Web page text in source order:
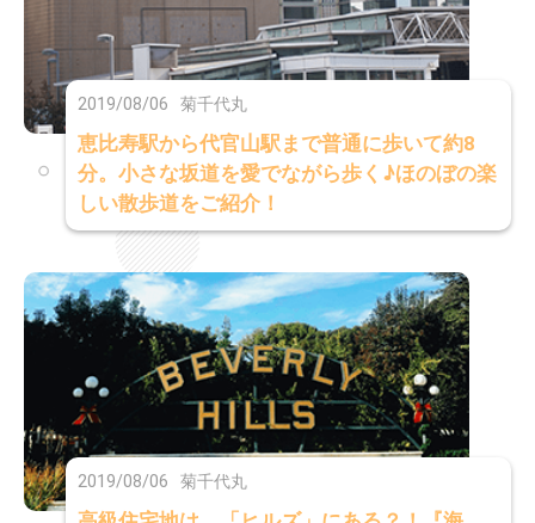
2019/08/06 菊千代丸
恵比寿駅から代官山駅まで普通に歩いて約8
分。小さな坂道を愛でながら歩く♪ほのぼの楽
しい散歩道をご紹介！
2019/08/06 菊千代丸